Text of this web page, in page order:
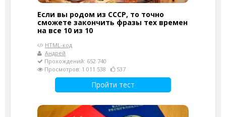
Если вы родом из СССР, то точно
сможете закончить фразы тех времен
на все 10 из 10
HTML-код
Андрей
Прохождений: 652 740
Просмотров: 1 011 538
537
Пройти тест